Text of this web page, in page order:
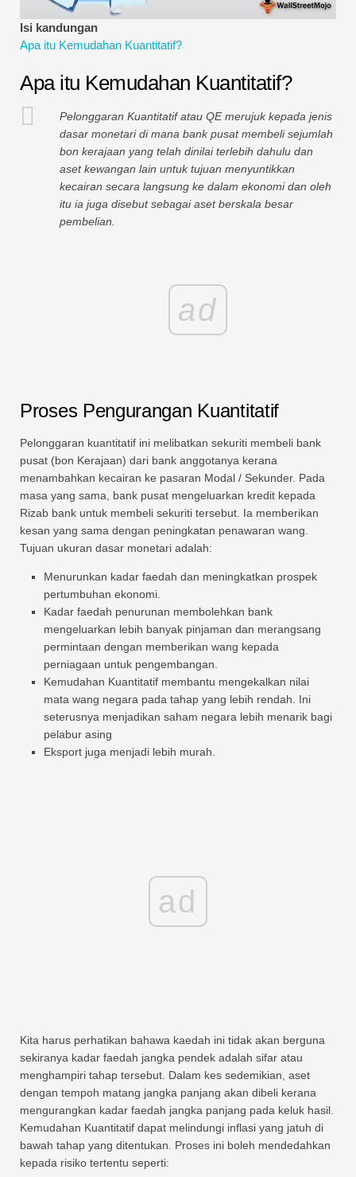
Tutorial Pemodelan Kewangan
Bentuk penuh
Tutorial Pengurusan Risiko
Isi kandungan
Apa itu Kemudahan Kuantitatif?
Apa itu Kemudahan Kuantitatif?
Pelonggaran Kuantitatif atau QE merujuk kepada jenis
dasar monetari di mana bank pusat membeli sejumlah
bon kerajaan yang telah dinilai terlebih dahulu dan
aset kewangan lain untuk tujuan menyuntikkan
kecairan secara langsung ke dalam ekonomi dan oleh
itu ia juga disebut sebagai aset berskala besar
pembelian.
ad
Proses Pengurangan Kuantitatif
Pelonggaran kuantitatif ini melibatkan sekuriti membeli bank
pusat (bon Kerajaan) dari bank anggotanya kerana
menambahkan kecairan ke pasaran Modal / Sekunder. Pada
masa yang sama, bank pusat mengeluarkan kredit kepada
Rizab bank untuk membeli sekuriti tersebut. Ia memberikan
kesan yang sama dengan peningkatan penawaran wang.
Tujuan ukuran dasar monetari adalah:
Menurunkan kadar faedah dan meningkatkan prospek
pertumbuhan ekonomi.
Kadar faedah penurunan membolehkan bank
mengeluarkan lebih banyak pinjaman dan merangsang
permintaan dengan memberikan wang kepada
perniagaan untuk pengembangan.
Kemudahan Kuantitatif membantu mengekalkan nilai
mata wang negara pada tahap yang lebih rendah. Ini
seterusnya menjadikan saham negara lebih menarik bagi
pelabur asing
Eksport juga menjadi lebih murah.
ad
Kita harus perhatikan bahawa kaedah ini tidak akan berguna
sekiranya kadar faedah jangka pendek adalah sifar atau
menghampiri tahap tersebut. Dalam kes sedemikian, aset
dengan tempoh matang jangka panjang akan dibeli kerana
mengurangkan kadar faedah jangka panjang pada keluk hasil.
Kemudahan Kuantitatif dapat melindungi inflasi yang jatuh di
bawah tahap yang ditentukan. Proses ini boleh mendedahkan
kepada risiko tertentu seperti: